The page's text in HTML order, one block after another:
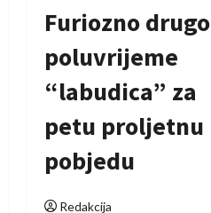
Furiozno drugo
poluvrijeme
“labudica” za
petu proljetnu
pobjedu
Redakcija